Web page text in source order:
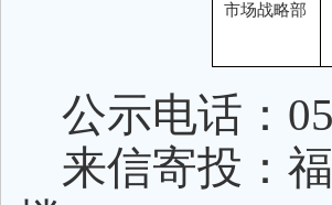
市场战略部
公示电话：
来信寄投：